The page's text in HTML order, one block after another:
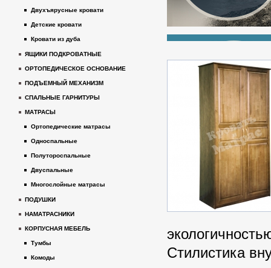
Стилистика
Двухъярусные кровати
Детские кровати
Кровати из дуба
ЯЩИКИ ПОДКРОВАТНЫЕ
ОРТОПЕДИЧЕСКОЕ ОСНОВАНИЕ
ПОДЪЕМНЫЙ МЕХАНИЗМ
СПАЛЬНЫЕ ГАРНИТУРЫ
МАТРАСЫ
Ортопедические матрасы
Односпальные
Полутороспальные
Двуспальные
Многослойные матрасы
ПОДУШКИ
НАМАТРАСНИКИ
КОРПУСНАЯ МЕБЕЛЬ
Тумбы
Комоды